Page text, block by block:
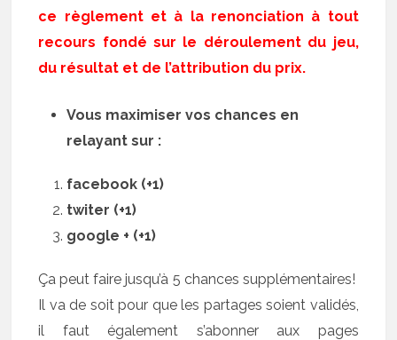
ce règlement et à la renonciation à tout
recours fondé sur le déroulement du jeu,
du résultat et de l’attribution du prix.
Vous maximiser vos chances en
relayant sur :
facebook (+1)
twiter (+1)
google + (+1)
Ça peut faire jusqu’à 5 chances supplémentaires!
Il va de soit pour que les partages soient validés,
il faut également s’abonner aux pages